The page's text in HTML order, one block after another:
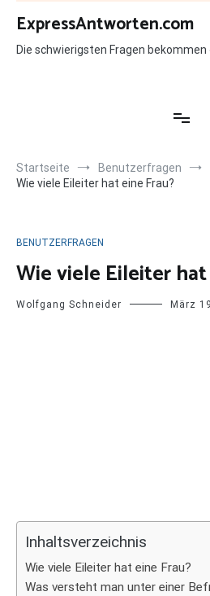
Zum
Inhalt
springen
ExpressAntworten.com
Die schwierigsten Fragen
Startseite
Benutzerfragen
Wie viele Eileiter hat eine Frau?
BENUTZERFRAGEN
Wie viele Eileiter hat
Wolfgang Schneider März
Inhaltsverzeichnis
Wie viele Eileiter hat eine Frau?
Was versteht man unter einer